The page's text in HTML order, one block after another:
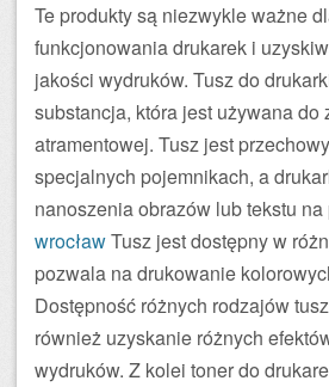
Te produkty są niezwykle ważne
funkcjonowania drukarek i
jakości wydruków. Tusz do
substancja, która jest używana do
atramentowej. Tusz jest
specjalnych pojemnikach, a
nanoszenia obrazów lub tekstu na
wrocławTusz jest dostępny w
pozwala na drukowanie
Dostępność różnych rodzajów
również uzyskanie różnych
wydruków. Z kolei toner do